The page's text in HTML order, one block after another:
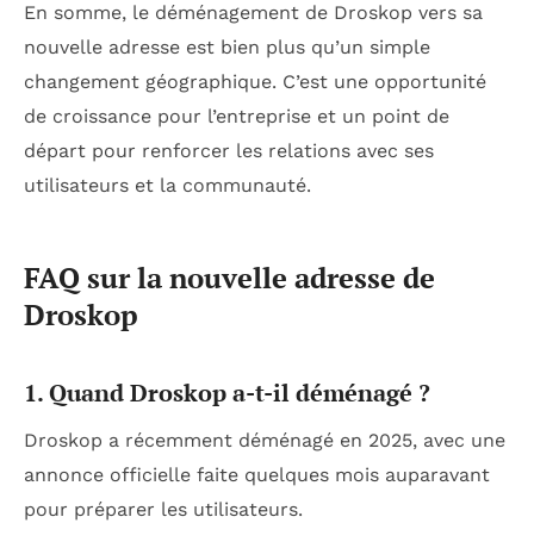
En somme, le déménagement de Droskop vers sa
nouvelle adresse est bien plus qu’un simple
changement géographique. C’est une opportunité
de croissance pour l’entreprise et un point de
départ pour renforcer les relations avec ses
utilisateurs et la communauté.
FAQ sur la nouvelle adresse de
Droskop
1. Quand Droskop a-t-il déménagé ?
Droskop a récemment déménagé en 2025, avec une
annonce officielle faite quelques mois auparavant
pour préparer les utilisateurs.